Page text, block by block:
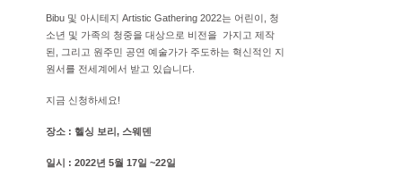
Bibu 및 아시테지 Artistic Gathering 2022는 어린이, 청
소년 및 가족의 청중을 대상으로 비전을 가지고 제작
된, 그리고 원주민 공연 예술가가 주도하는 혁신적인 지
원서를 전세계에서 받고 있습니다.
지금 신청하세요!
장소 : 헬싱 보리, 스웨덴
일시 : 2022년 5월 17일 ~22일